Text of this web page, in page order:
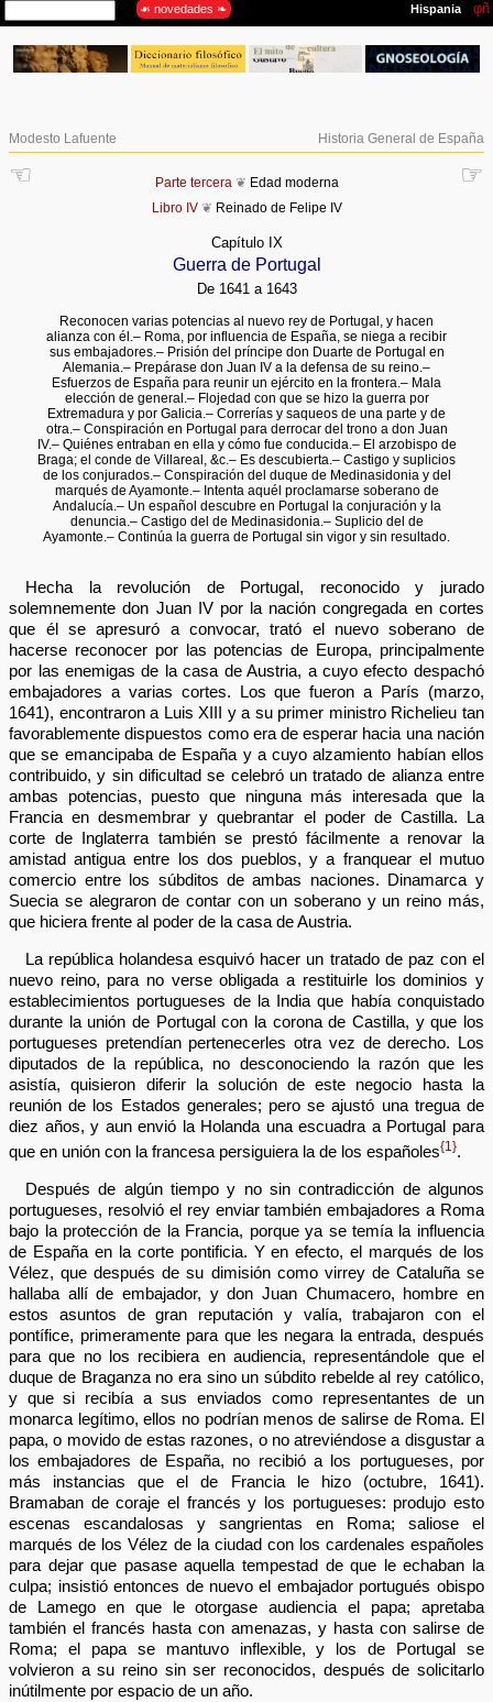
Modesto Lafuente Historia General de España
☜ ☞
Parte tercera ❦ Edad moderna
Libro IV ❦ Reinado de Felipe IV
Capítulo IX
Guerra de Portugal
De 1641 a 1643
Reconocen varias potencias al nuevo rey de Portugal, y hacen
alianza con él.– Roma, por influencia de España, se niega a recibir
sus embajadores.– Prisión del príncipe don Duarte de Portugal en
Alemania.– Prepárase don Juan IV a la defensa de su reino.–
Esfuerzos de España para reunir un ejército en la frontera.– Mala
elección de general.– Flojedad con que se hizo la guerra por
Extremadura y por Galicia.– Correrías y saqueos de una parte y de
otra.– Conspiración en Portugal para derrocar del trono a don Juan
IV.– Quiénes entraban en ella y cómo fue conducida.– El arzobispo de
Braga; el conde de Villareal, &c.– Es descubierta.– Castigo y suplicios
de los conjurados.– Conspiración del duque de Medinasidonia y del
marqués de Ayamonte.– Intenta aquél proclamarse soberano de
Andalucía.– Un español descubre en Portugal la conjuración y la
denuncia.– Castigo del de Medinasidonia.– Suplicio del de
Ayamonte.– Continúa la guerra de Portugal sin vigor y sin resultado.
Hecha la revolución de Portugal, reconocido y jurado
solemnemente don Juan IV por la nación congregada en cortes
que él se apresuró a convocar, trató el nuevo soberano de
hacerse reconocer por las potencias de Europa, principalmente
por las enemigas de la casa de Austria, a cuyo efecto despachó
embajadores a varias cortes. Los que fueron a París (marzo,
1641), encontraron a Luis XIII y a su primer ministro Richelieu tan
favorablemente dispuestos como era de esperar hacia una nación
que se emancipaba de España y a cuyo alzamiento habían ellos
contribuido, y sin dificultad se celebró un tratado de alianza entre
ambas potencias, puesto que ninguna más interesada que la
Francia en desmembrar y quebrantar el poder de Castilla. La
corte de Inglaterra también se prestó fácilmente a renovar la
amistad antigua entre los dos pueblos, y a franquear el mutuo
comercio entre los súbditos de ambas naciones. Dinamarca y
Suecia se alegraron de contar con un soberano y un reino más,
que hiciera frente al poder de la casa de Austria.
La república holandesa esquivó hacer un tratado de paz con el
nuevo reino, para no verse obligada a restituirle los dominios y
establecimientos portugueses de la India que había conquistado
durante la unión de Portugal con la corona de Castilla, y que los
portugueses pretendían pertenecerles otra vez de derecho. Los
diputados de la república, no desconociendo la razón que les
asistía, quisieron diferir la solución de este negocio hasta la
reunión de los Estados generales; pero se ajustó una tregua de
diez años, y aun envió la Holanda una escuadra a Portugal para
que en unión con la francesa persiguiera la de los españoles{1}.
Después de algún tiempo y no sin contradicción de algunos
portugueses, resolvió el rey enviar también embajadores a Roma
bajo la protección de la Francia, porque ya se temía la influencia
de España en la corte pontificia. Y en efecto, el marqués de los
Vélez, que después de su dimisión como virrey de Cataluña se
hallaba allí de embajador, y don Juan Chumacero, hombre en
estos asuntos de gran reputación y valía, trabajaron con el
pontífice, primeramente para que les negara la entrada, después
para que no los recibiera en audiencia, representándole que el
duque de Braganza no era sino un súbdito rebelde al rey católico,
y que si recibía a sus enviados como representantes de un
monarca legítimo, ellos no podrían menos de salirse de Roma. El
papa, o movido de estas razones, o no atreviéndose a disgustar a
los embajadores de España, no recibió a los portugueses, por
más instancias que el de Francia le hizo (octubre, 1641).
Bramaban de coraje el francés y los portugueses: produjo esto
escenas escandalosas y sangrientas en Roma; saliose el
marqués de los Vélez de la ciudad con los cardenales españoles
para dejar que pasase aquella tempestad de que le echaban la
culpa; insistió entonces de nuevo el embajador portugués obispo
de Lamego en que le otorgase audiencia el papa; apretaba
también el francés hasta con amenazas, y hasta con salirse de
Roma; el papa se mantuvo inflexible, y los de Portugal se
volvieron a su reino sin ser reconocidos, después de solicitarlo
inútilmente por espacio de un año.